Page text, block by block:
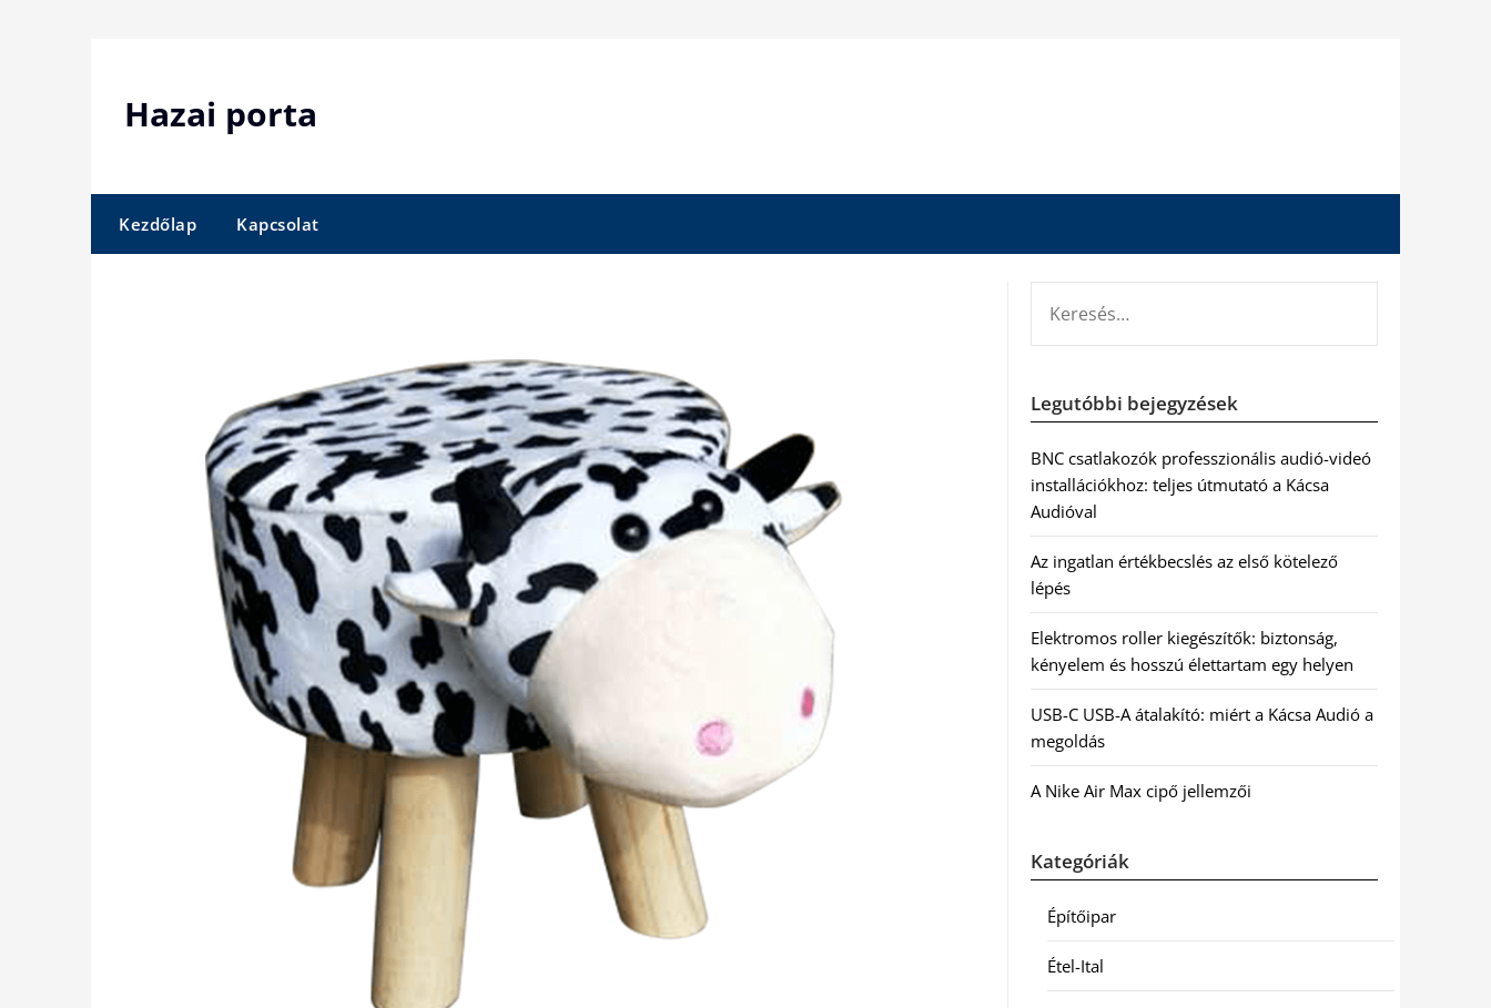
Hazai porta
Kezdőlap Kapcsolat
Legutóbbi bejegyzések
BNC csatlakozók professzionális audió-videó
installációkhoz: teljes útmutató a Kácsa
Audióval
Az ingatlan értékbecslés az első kötelező
lépés
Elektromos roller kiegészítők: biztonság,
kényelem és hosszú élettartam egy helyen
USB-C USB-A átalakító: miért a Kácsa Audió a
megoldás
A Nike Air Max cipő jellemzői
Kategóriák
Építőipar
Étel-Ital